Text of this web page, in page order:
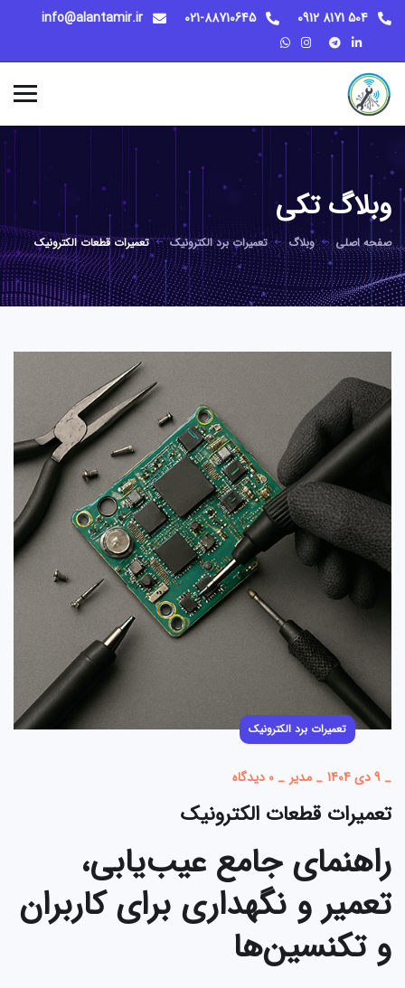
021-88710645
وبلاگ تکی
صفحه اصلی وبلاگ تعمیرات برد الکترونیک تعمیرات قطعات الکترونیک
تعمیرات برد الکترونیک
_ 9 دی 1404 _ مدیر _ 0 دیدگاه
تعمیرات قطعات الکترونیک
راهنمای جامع عیب‌یابی،
تعمیر و نگهداری برای کاربران
و تکنسین‌ها